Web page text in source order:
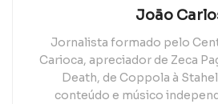
João
Jornalista formado pelo
Carioca, apreciador de Zeca
Death, de Coppola à
conteúdo e músico